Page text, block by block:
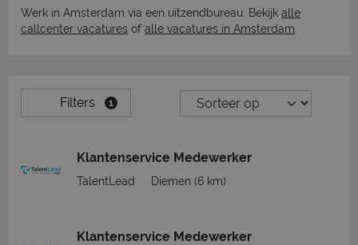
Werk in Amsterdam via een uitzendbureau. Bekijk alle
callcenter vacatures of alle vacatures in Amsterdam
Filters 1
Klantenservice Medewerker
TalentLead Diemen (6 km)
Klantenservice Medewerker